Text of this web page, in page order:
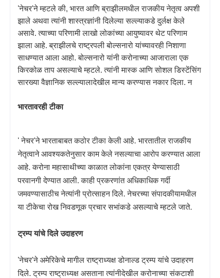
'नेचर'ने म्हटले की, भारत आणि ब्राझीलमधील राजकीय नेतृत्व अपशी
झाले अथवा त्यांनी शास्त्रज्ञांनी दिलेल्या सल्ल्याकडे दुर्लक्ष केले
असावे. त्याच्या परिणामी लाखो लोकांच्या आयुष्यावर थेट परिणाम
झाला आहे. ब्राझीलचे राष्ट्रपली बोल्सनारो यांच्यावरही निशाणा
साधण्यात आला आहो. बोल्सनारो यांनी करोनाच्या आजाराला एक
किरकोळ ताप असल्याचे म्हटले. त्यांनी मास्क आणि सोशल डिस्टेंसिंग
सारख्या वैज्ञानिक सल्ल्यालादेखील मान्य करण्यास नकार दिला. न
भारतावरही टीका
'नेचर'ने भारताबाबत कठोर टीका केली आहे. भारतातील राजकीय
नेतृत्वाने आवश्यकतेनुसार काम केले नसल्याचा आरोप करण्यात आला
आहे. करोना महासाथीच्या काळात लोकांना एकत्र येण्यासाठी
परवानगी देण्यात आली. काही प्रकरणांत अधिकाधिक गर्दी
जमवण्यासाठीच नेत्यांनी प्रोत्साहन दिले. नेचरच्या संपादकीयामधील
या टीकेचा रोख निवडणूक प्रचार सभांकडे असल्याचे म्हटले जाते.
ट्रम्प यांचे दिले उदाहरण
'नेचर'ने अमेरिकेचे मागील राष्ट्राध्यक्ष डोनाल्ड ट्रम्प यांचे उदाहरण
दिले. ट्रम्प राष्ट्राध्यक्ष असताना त्यांनीदेखील करोनाच्या संकटाशी